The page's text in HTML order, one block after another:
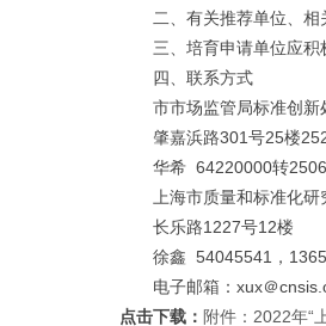
二、有关推荐单位、相关
三、培育申请单位应积极
四、联系方式
市市场监管局标准创新
肇嘉浜路301号25楼
华希 64220000转2506
上海市质量和标准化研
长乐路1227号12楼
徐鑫 54045541，
电子邮箱：xux＠
点击下载： 附件：2022年“